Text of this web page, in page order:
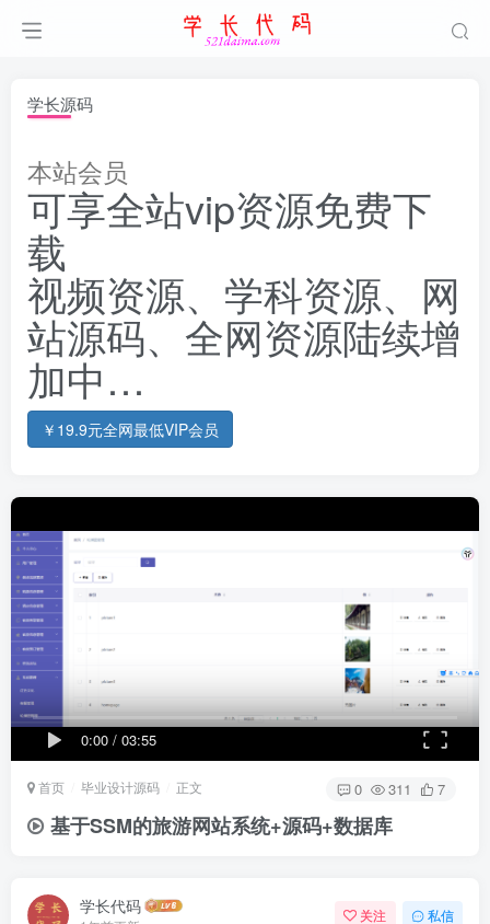
学长源码
本站会员
可享全站vip资源免费下
载
视频资源、学科资源、网
站源码、全网资源陆续增
加中…
￥19.9元全网最低VIP会员
0:00 / 03:55
首页 毕业设计源码 正文 0 311 7
基于SSM的旅游网站系统+源码+数据库
学长代码 关注 私信